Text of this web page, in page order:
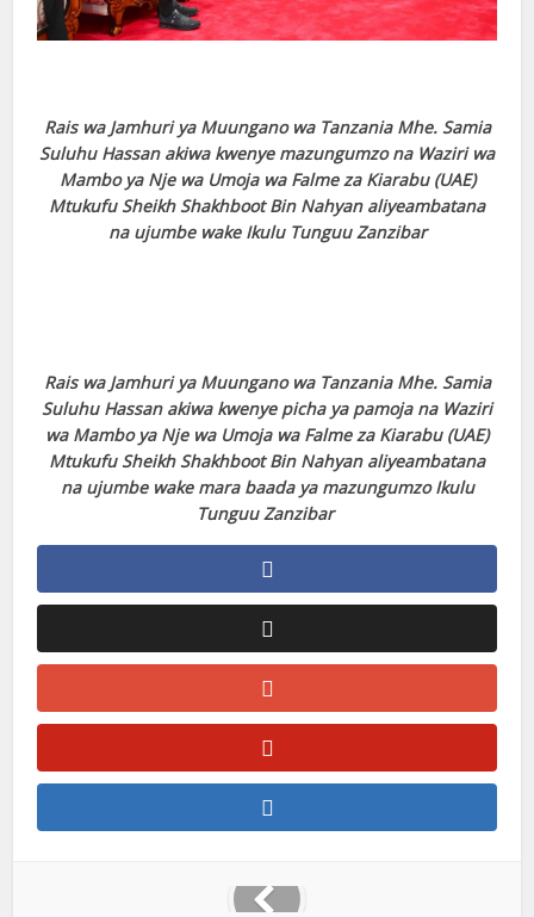
Rais wa Jamhuri ya Muungano wa Tanzania Mhe. Samia
Suluhu Hassan akiwa kwenye mazungumzo na Waziri wa
Mambo ya Nje wa Umoja wa Falme za Kiarabu (UAE)
Mtukufu Sheikh Shakhboot Bin Nahyan aliyeambatana
na ujumbe wake Ikulu Tunguu Zanzibar
Rais wa Jamhuri ya Muungano wa Tanzania Mhe. Samia
Suluhu Hassan akiwa kwenye picha ya pamoja na Waziri
wa Mambo ya Nje wa Umoja wa Falme za Kiarabu (UAE)
Mtukufu Sheikh Shakhboot Bin Nahyan aliyeambatana
na ujumbe wake mara baada ya mazungumzo Ikulu
Tunguu Zanzibar